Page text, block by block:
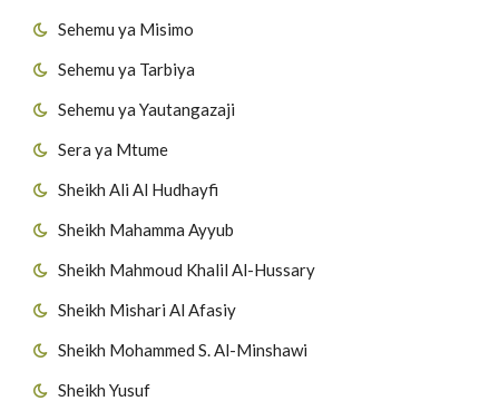
Sehemu ya Misimo
Sehemu ya Tarbiya
Sehemu ya Yautangazaji
Sera ya Mtume
Sheikh Ali Al Hudhayfi
Sheikh Mahamma Ayyub
Sheikh Mahmoud Khalil Al-Hussary
Sheikh Mishari Al Afasiy
Sheikh Mohammed S. Al-Minshawi
Sheikh Yusuf